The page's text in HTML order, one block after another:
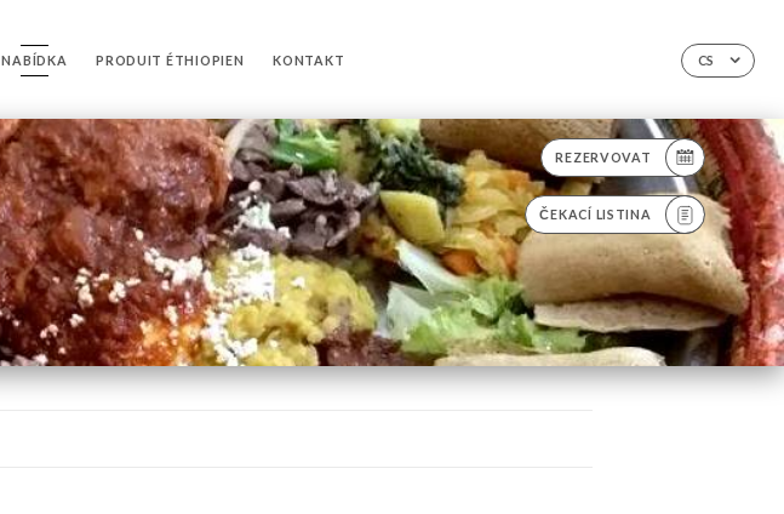
CS
NABÍDKA PRODUIT ÉTHIOPIEN KONTAKT
REZERVOVAT
ČEKACÍ LISTINA